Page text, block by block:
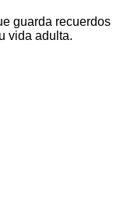
guarda recuerdos
vida adulta.